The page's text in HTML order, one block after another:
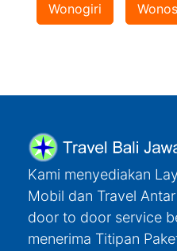
Wonogiri
Kami menyediakan
Mobil dan Travel
door to door service
menerima Titipan